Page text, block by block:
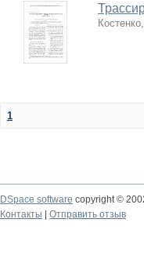
1
DSpace software copyright ©
Контакты
Отправить отзыв